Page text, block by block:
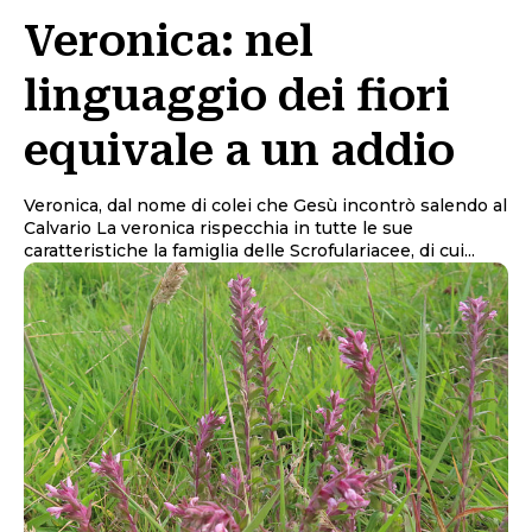
Veronica: nel
linguaggio dei fiori
equivale a un addio
Veronica, dal nome di colei che Gesù incontrò salendo al
Calvario La veronica rispecchia in tutte le sue
caratteristiche la famiglia delle Scrofulariacee, di cui...